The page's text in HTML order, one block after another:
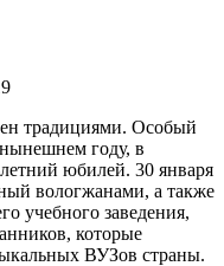
традициями. Особый
году, в
юбилей. 30 января
вологжанами, а также
учебного заведения,
которые
ВУЗов страны.